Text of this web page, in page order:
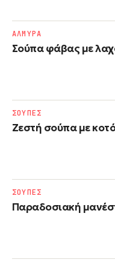
Σούπα φάβας με
ΑΛΜΥΡΑ
Ζεστή σούπα με
ΣΟΥΠΕΣ
Παραδοσιακή
ΣΟΥΠΕΣ